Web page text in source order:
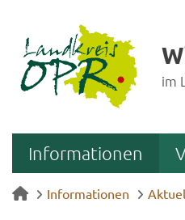
im
Informationen
Informationen